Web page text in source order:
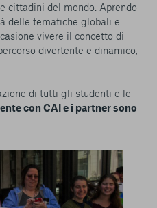
cittadini del mondo. Aprendo
delle tematiche globali e
vivere il concetto di
divertente e dinamico,
di tutti gli studenti e le
con CAI e i partner sono